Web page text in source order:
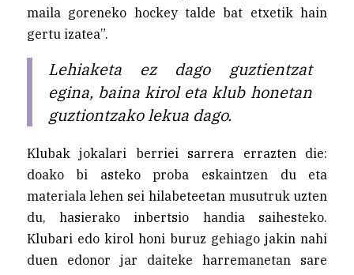
maila goreneko hockey talde bat etxetik hain
gertu izatea”.
Lehiaketa ez dago guztientzat
egina, baina kirol eta klub honetan
guztiontzako lekua dago.
Klubak jokalari berriei sarrera errazten die:
doako bi asteko proba eskaintzen du eta
materiala lehen sei hilabeteetan musutruk uzten
du, hasierako inbertsio handia saihesteko.
Klubari edo kirol honi buruz gehiago jakin nahi
duen edonor jar daiteke harremanetan sare